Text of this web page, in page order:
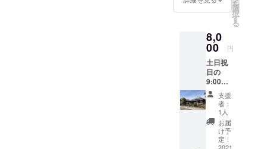
限▶
メール
送信か
ら１年
間
効期限
▶メー
から１
年間
す） リ
祝い植
物に広
告欄を
作って
お名前
や会社
名、
サービ
ス内容
などを
記載い
ただけ
を
選
択
す
る
8,0
00 円
土日祝
日の
9:00～
17：00
まで、
ヨリド
コロ板
間3部屋
をお使
支援
者：
1人
お届
け予
定：